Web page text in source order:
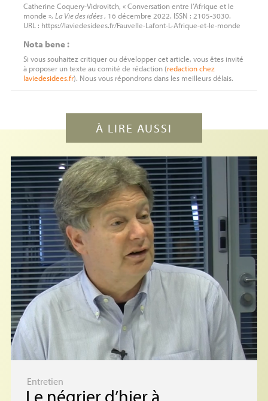
Catherine Coquery-Vidrovitch, « Conversation entre l’Afrique et le
monde », La Vie des idées, 16 décembre 2022. ISSN : 2105-3030.
URL : https://laviedesidees.fr/Fauvelle-Lafont-L-Afrique-et-le-monde
Nota bene :
Si vous souhaitez critiquer ou développer cet article, vous êtes invité
à proposer un texte au comité de rédaction (redactionchez
laviedesidees.fr). Nous vous répondrons dans les meilleurs délais.
À LIRE AUSSI
Entretien
Le négrier d’hier à